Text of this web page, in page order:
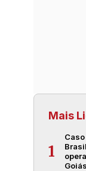
Mais
1
Goiás